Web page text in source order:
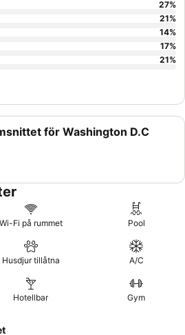
för Washington D.C
27%
21%
14%
17%
21%
Wi-Fi på rummet Pool
Husdjur tillåtna A/C
Hotellbar Gym